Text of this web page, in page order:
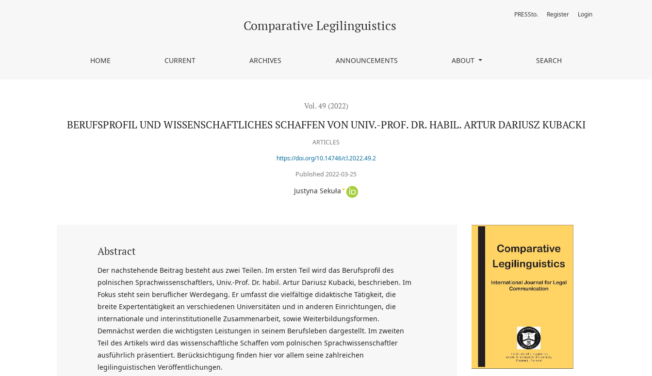
Comparative Legilinguistics
HOME CURRENT ARCHIVES ANNOUNCEMENTS ABOUT SEARCH
PRESSto. Register Login
Vol. 49 (2022)
BERUFSPROFIL UND WISSENSCHAFTLICHES SCHAFFEN VON UNIV.-PROF. DR. HABIL. ARTUR DARIUSZ KUBACKI
ARTICLES
https://doi.org/10.14746/cl.2022.49.2
Published 2022-03-25
Justyna Sekuła +
Abstract
Der nachstehende Beitrag besteht aus zwei Teilen. Im ersten Teil wird das Berufsprofil des
polnischen Sprachwissenschaftlers, Univ.-Prof. Dr. habil. Artur Dariusz Kubacki, beschrieben. Im
Fokus steht sein beruflicher Werdegang. Er umfasst die vielfältige didaktische Tätigkeit, die
breite Expertentätigkeit an verschiedenen Universitäten und in anderen Einrichtungen, die
internationale und interinstitutionelle Zusammenarbeit, sowie Weiterbildungsformen.
Demnächst werden die wichtigsten Leistungen in seinem Berufsleben dargestellt. Im zweiten
Teil des Artikels wird das wissenschaftliche Schaffen vom polnischen Sprachwissenschaftler
ausführlich präsentiert. Berücksichtigung finden hier vor allem seine zahlreichen
legilinguistischen Veröffentlichungen.